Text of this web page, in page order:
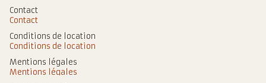
Contact
Contact
Conditions de location
Conditions de location
Mentions légales
Mentions légales